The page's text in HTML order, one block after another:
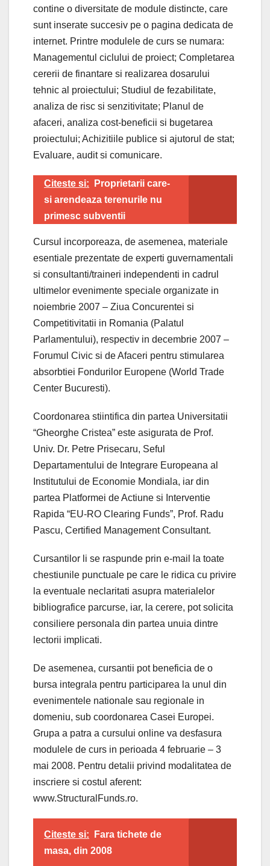
contine o diversitate de module distincte, care
sunt inserate succesiv pe o pagina dedicata de
internet. Printre modulele de curs se numara:
Managementul ciclului de proiect; Completarea
cererii de finantare si realizarea dosarului
tehnic al proiectului; Studiul de fezabilitate,
analiza de risc si senzitivitate; Planul de
afaceri, analiza cost-beneficii si bugetarea
proiectului; Achizitiile publice si ajutorul de stat;
Evaluare, audit si comunicare.
Citeste si:
Proprietarii care-
si arendeaza terenurile nu
primesc subventii
Cursul incorporeaza, de asemenea, materiale
esentiale prezentate de experti guvernamentali
si consultanti/traineri independenti in cadrul
ultimelor evenimente speciale organizate in
noiembrie 2007 – Ziua Concurentei si
Competitivitatii in Romania (Palatul
Parlamentului), respectiv in decembrie 2007 –
Forumul Civic si de Afaceri pentru stimularea
absorbtiei Fondurilor Europene (World Trade
Center Bucuresti).
Coordonarea stiintifica din partea Universitatii
“Gheorghe Cristea” este asigurata de Prof.
Univ. Dr. Petre Prisecaru, Seful
Departamentului de Integrare Europeana al
Institutului de Economie Mondiala, iar din
partea Platformei de Actiune si Interventie
Rapida “EU-RO Clearing Funds”, Prof. Radu
Pascu, Certified Management Consultant.
Cursantilor li se raspunde prin e-mail la toate
chestiunile punctuale pe care le ridica cu privire
la eventuale neclaritati asupra materialelor
bibliografice parcurse, iar, la cerere, pot solicita
consiliere personala din partea unuia dintre
lectorii implicati.
De asemenea, cursantii pot beneficia de o
bursa integrala pentru participarea la unul din
evenimentele nationale sau regionale in
domeniu, sub coordonarea Casei Europei.
Grupa a patra a cursului online va desfasura
modulele de curs in perioada 4 februarie – 3
mai 2008. Pentru detalii privind modalitatea de
inscriere si costul aferent:
www.StructuralFunds.ro.
Citeste si:
Fara tichete de
masa, din 2008